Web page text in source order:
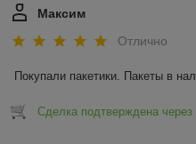
Максим
Отлично
Покупали пакетики. Пакеты в
Сделка подтверждена через